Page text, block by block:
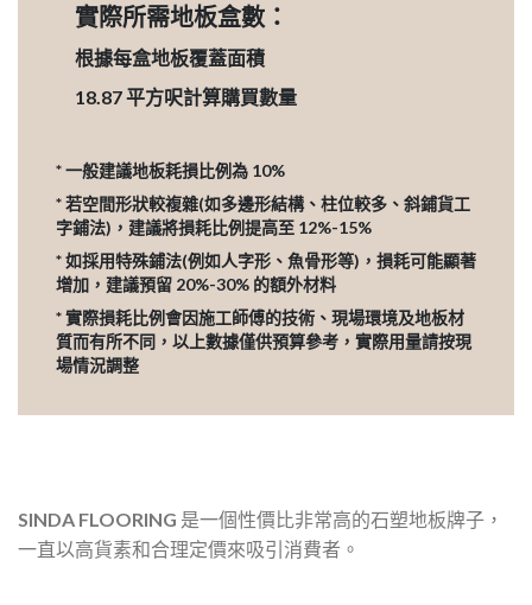
實際所需地板盒數：
根據每盒地板覆蓋面積
18.87平方呎計算購買數量
* 一般建議地板耗損比例為 10%
* 若空間形狀較複雜(如多邊形結構、柱位較多、斜鋪貨工
字鋪法)，建議將損耗比例提高至 12%-15%
* 如採用特殊鋪法(例如人字形、魚骨形等)，損耗可能顯著
增加，建議預留 20%-30% 的額外材料
* 實際損耗比例會因施工師傅的技術、現場環境及地板材
質而有所不同，以上數據僅供預算參考，實際用量請按現
場情況調整
SINDA FLOORING 是一個性價比非常高的石塑地板牌子，
一直以高貨素和合理定價來吸引消費者。